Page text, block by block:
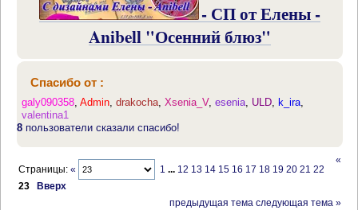
- СП от Елены -
Anibell "Осенний блюз"
Спасибо от :
galy090358 ,Admin ,drakocha ,Xsenia_V,esenia ULD k_ira
valentina1
8 пользователи сказали спасибо!
Страницы:« 1 ... 12 13 14 15 16 17 18 19 20 21
22
23
Вверх
«
предыдущая тема следующая тема »